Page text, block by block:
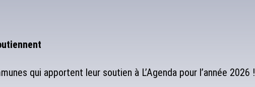
qui apportent leur soutien à L’Agenda pour l’année 2026 !